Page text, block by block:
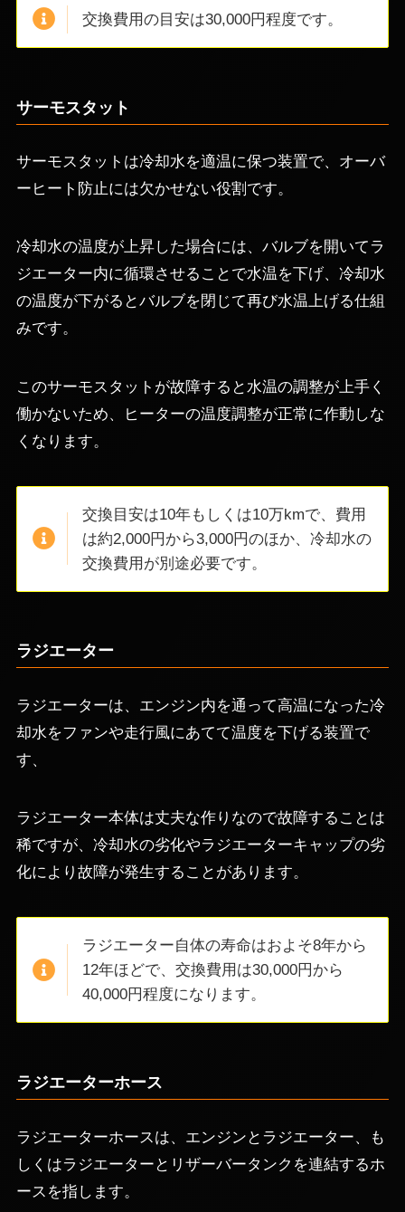
交換費用の目安は30,000円程度です。
サーモスタット
サーモスタットは冷却水を適温に保つ装置で、オーバ
ーヒート防止には欠かせない役割です。
冷却水の温度が上昇した場合には、バルブを開いてラ
ジエーター内に循環させることで水温を下げ、冷却水
の温度が下がるとバルブを閉じて再び水温上げる仕組
みです。
このサーモスタットが故障すると水温の調整が上手く
働かないため、ヒーターの温度調整が正常に作動しな
くなります。
交換目安は10年もしくは10万kmで、費用
は約2,000円から3,000円のほか、冷却水の
交換費用が別途必要です。
ラジエーター
ラジエーターは、エンジン内を通って高温になった冷
却水をファンや走行風にあてて温度を下げる装置で
す、
ラジエーター本体は丈夫な作りなので故障することは
稀ですが、冷却水の劣化やラジエーターキャップの劣
化により故障が発生することがあります。
ラジエーター自体の寿命はおよそ8年から
12年ほどで、交換費用は30,000円から
40,000円程度になります。
ラジエーターホース
ラジエーターホースは、エンジンとラジエーター、も
しくはラジエーターとリザーバータンクを連結するホ
ースを指します。